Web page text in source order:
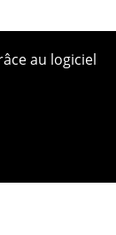
au logiciel